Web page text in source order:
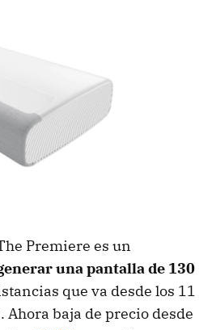
Premiere es un
una pantalla de 130
que va desde los 11
Ahora baja de precio desde